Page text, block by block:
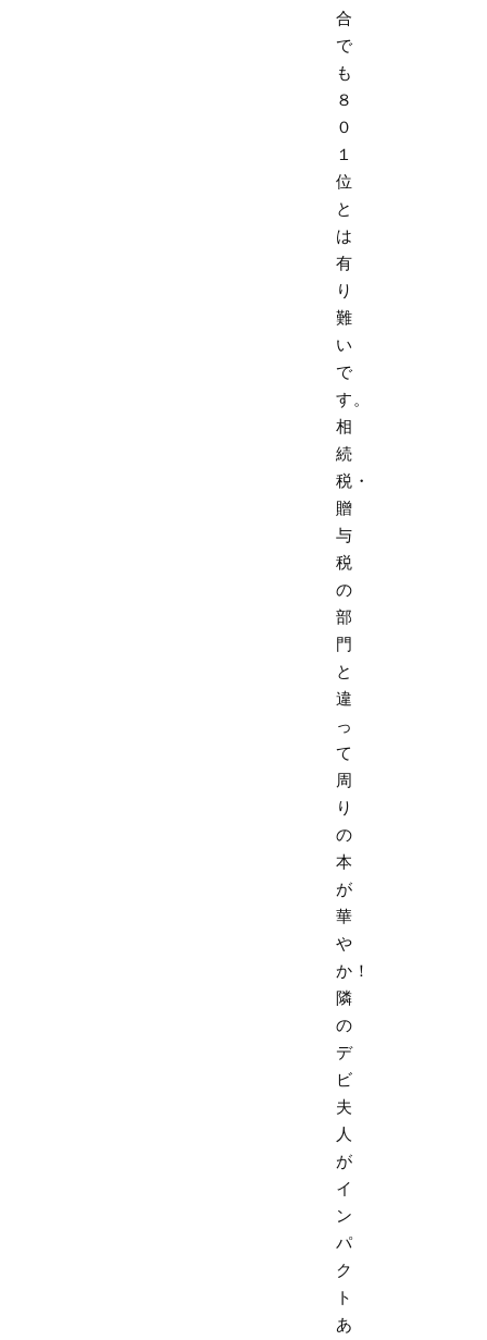
合
で
も
８
０
１
位
と
は
有
り
難
い
で
す。
相
続
税・
贈
与
税
の
部
門
と
違
っ
て
周
り
の
本
が
華
や
か！
隣
の
デ
ビ
夫
人
が
イ
ン
パ
ク
ト
あ